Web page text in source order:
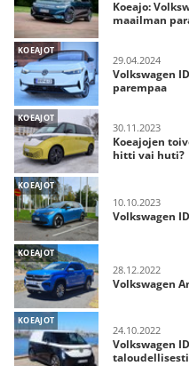
Koeajo:
maailman
KOEAJOT
29.04.2024
Volkswagen
parempaa
KOEAJOT
30.11.2023
Koeajojen
hitti vai huti?
KOEAJOT
10.10.2023
Volkswagen
KOEAJOT
28.12.2022
Volkswagen
KOEAJOT
24.10.2022
Volkswagen